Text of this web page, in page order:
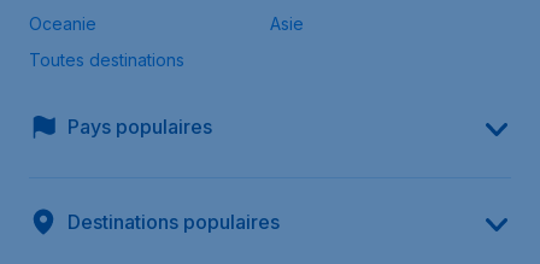
Oceanie
Asie
Toutes destinations
Pays populaires
Destinations populaires